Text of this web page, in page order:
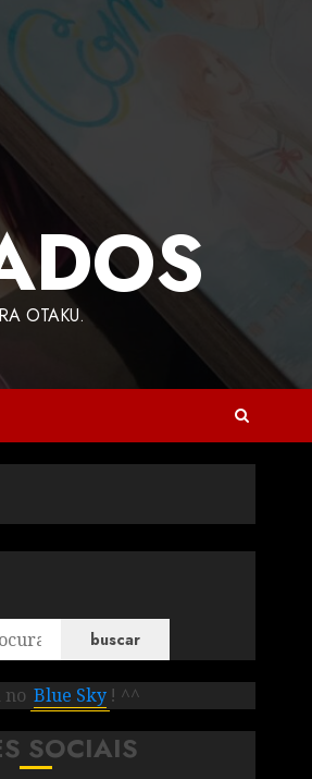
OTAKU.
buscar
no Blue Sky ! ^^
SOCIAIS